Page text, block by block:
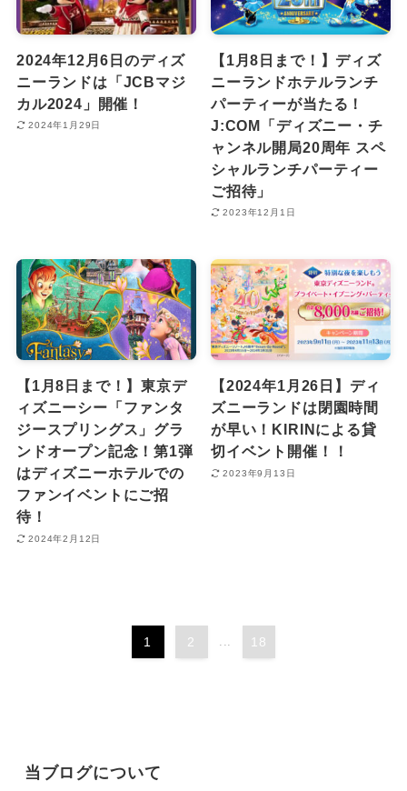
2024年12月6日のディズ
ニーランドは「JCBマジ
カル2024」開催！
2024年1月29日
【1月8日まで！】ディズ
ニーランドホテルランチ
パーティーが当たる！
J:COM「ディズニー・チ
ャンネル開局20周年 スペ
シャルランチパーティー
ご招待」
2023年12月1日
【1月8日まで！】東京デ
ィズニーシー「ファンタ
ジースプリングス」グラ
ンドオープン記念！第1弾
はディズニーホテルでの
ファンイベントにご招
待！
2024年2月12日
【2024年1月26日】ディ
ズニーランドは閉園時間
が早い！KIRINによる貸
切イベント開催！！
2023年9月13日
1 2 18
当ブログについて